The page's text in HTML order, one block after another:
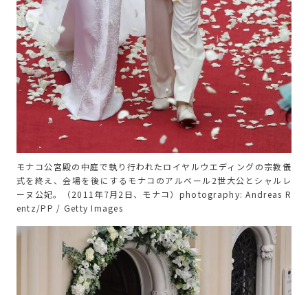
モナコ公宮殿の中庭で執り行われたロイヤルウエディングの宗教儀
式を終え、会場を後にするモナコのアルベール2世大公とシャルレ
ーヌ公妃。（2011年7月2日、モナコ）photography: Andreas R
entz/PP / Getty Images